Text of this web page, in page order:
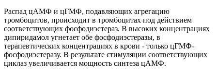
Распад цАМФ и цГМФ, подавляющих агрегацию
тромбоцитов, происходит в тромбоцитах под действием
соответствующих фосфодиэстераз. В высоких концентрациях
дипиридамол угнетает обе фосфодиэстеразы, в
терапевтических концентрациях в крови - только цГМФ-
фосфодиэстеразу. В результате стимуляции соответствующих
циклаз увеличивается мощность синтеза цАМФ.